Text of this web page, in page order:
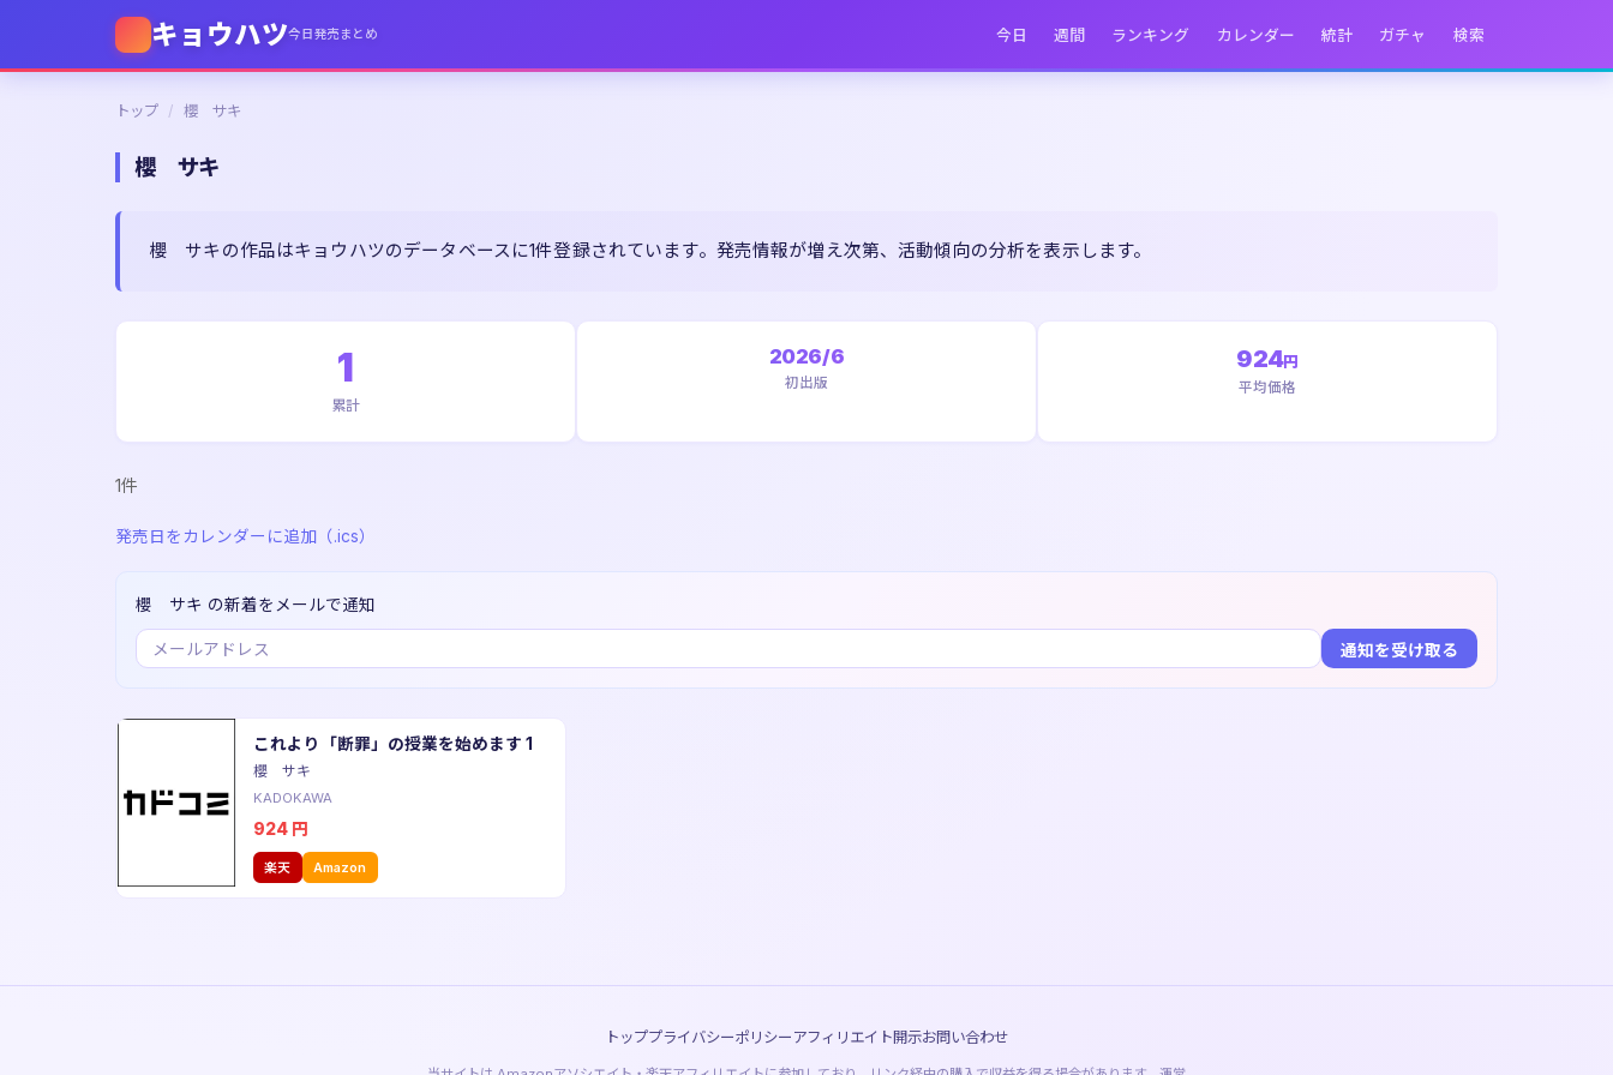
キョウハツ今日発売まとめ 今日 週間 ランキング カレンダー 統計 ガチャ 検索
トップ / 櫻 サキ
櫻 サキ
櫻 サキの作品はキョウハツのデータベースに1件登録されています。発売情報が増え次第、活動傾向の分析を表示します。
1
累計
2026/6
初出版
924円
平均価格
1件
発売日をカレンダーに追加（.ics）
櫻 サキ の新着をメールで通知
通知を受け取る
これより「断罪」の授業を始めます 1
櫻 サキ
KADOKAWA
924 円
楽天 Amazon
トッププライバシーポリシー アフィリエイト開示お問い合わせ